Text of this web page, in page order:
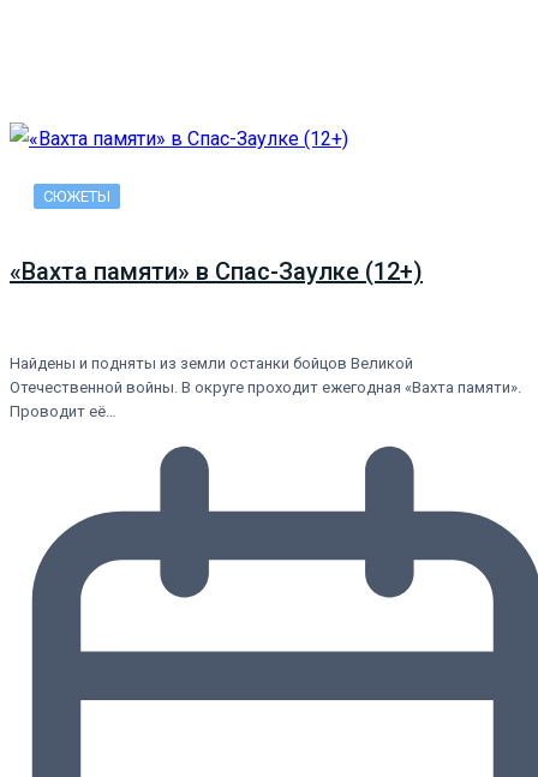
СЮЖЕТЫ
«Вахта памяти» в Спас-Заулке (12+)
Найдены и подняты из земли останки бойцов Великой
Отечественной войны. В округе проходит ежегодная «Вахта памяти».
Проводит её…